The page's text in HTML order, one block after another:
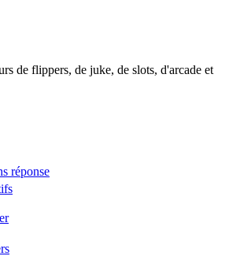
de flippers, de juke, de slots, d'arcade et
réponse